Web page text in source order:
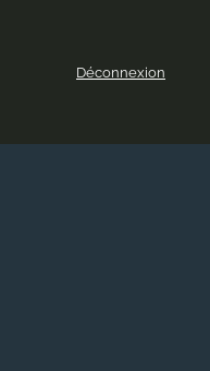
Déconnexion